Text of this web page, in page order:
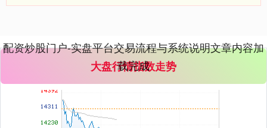
配资炒股门户-实盘平台交易流程与系统说明文章内容加
载完成
大盘行情指数走势